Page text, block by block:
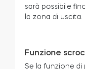
sarà possibile
la zona di uscita.
Funzione
Se la funzione